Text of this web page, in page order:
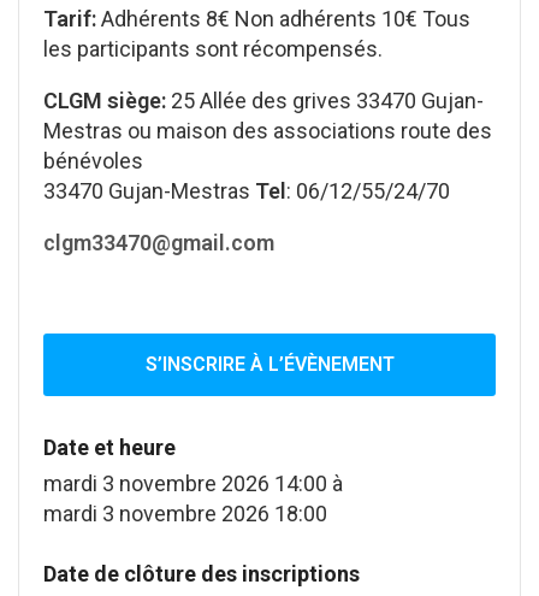
Tarif:Adhérents 8€ Non adhérents 10€ Tous
les participants sont récompensés.
CLGM siège: 25 Allée des grives 33470 Gujan-
Mestras ou maison des associations route des
bénévoles
33470 Gujan-Mestras Tel : 06/12/55/24/70
clgm33470@gmail.com
S’INSCRIRE À L’ÉVÈNEMENT
Date et heure
mardi 3 novembre 2026 14:00 à
mardi 3 novembre 2026 18:00
Date de clôture des inscriptions